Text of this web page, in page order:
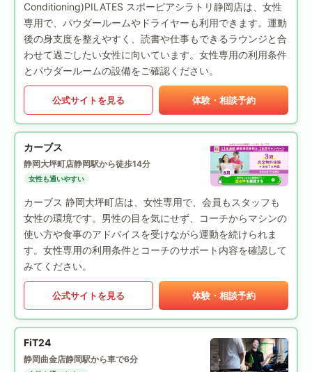
Conditioning)PILATES スポーピアシラトリ静岡店は、女性
専用で、パウダールームやドライヤーも利用できます。運動
後の身支度を整えやすく、読書や仕事もできるラウンジと合
わせて過ごしたい女性に向いています。女性専用の利用条件
とパウダールームの設備をご確認ください。
公式サイトを見る 体験・相談予約
カーブス
静岡大坪町店静岡駅から徒歩14分
女性も通いやすい
カーブス 静岡大坪町店は、女性専用で、会員もスタッフも
女性の環境です。男性の目を気にせず、コーチからマシンの
使い方や食事のアドバイスを受けながら運動を続けられま
す。女性専用の利用条件とコーチのサポート内容を確認して
みてください。
公式サイトを見る 体験・相談予約
FiT24
静岡曲金店静岡駅から車で6分